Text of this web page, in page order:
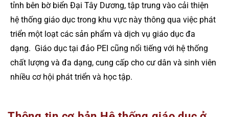
tỉnh bên bờ biển Đại Tây Dương, tập trung vào cải thiện
hệ thống giáo dục trong khu vực này thông qua việc phát
triển một loạt các sản phẩm và dịch vụ giáo dục đa
dạng. Giáo dục tại đảo PEI cũng nổi tiếng với hệ thống
chất lượng và đa dạng, cung cấp cho cư dân và sinh viên
nhiều cơ hội phát triển và học tập.